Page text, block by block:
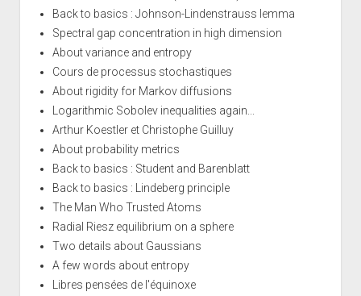
Back to basics : Johnson-Lindenstrauss lemma
Spectral gap concentration in high dimension
About variance and entropy
Cours de processus stochastiques
About rigidity for Markov diffusions
Logarithmic Sobolev inequalities again...
Arthur Koestler et Christophe Guilluy
About probability metrics
Back to basics : Student and Barenblatt
Back to basics : Lindeberg principle
The Man Who Trusted Atoms
Radial Riesz equilibrium on a sphere
Two details about Gaussians
A few words about entropy
Libres pensées de l'équinoxe